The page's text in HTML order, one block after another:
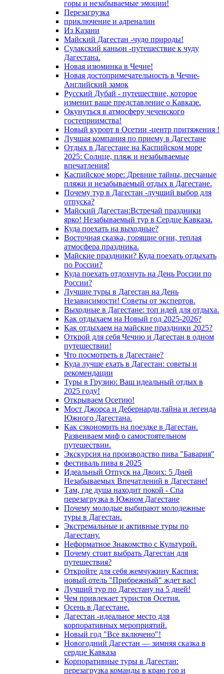
горы и незабываемые эмоции!
Перезагрузка
приключение и адреналин
Из Казани
Майский Дагестан -чудо природы!
Сулакский каньон -путешествие к чуду
Дагестана.
Новая изюминка в Чечне!
Новая достопримечательность в Чечне-
Английский замок
Русский Дубай - путешествие, которое
изменит ваше представление о Кавказе.
Окунуться в атмосферу чеченского
гостеприимства!
Новый курорт в Осетии -центр притяжения !
Лучшая компания по приему в Дагестане
Отдых в Дагестане на Каспийском море
2025: Солнце, пляж и незабываемые
впечатления!
Каспийское море: Древние тайны, песчаные
пляжи и незабываемый отдых в Дагестане.
Почему тур в Дагестан -лучший выбор для
отпуска?
Майский Дагестан:Встречай праздники
ярко! Незабываемый тур в Сердце Кавказа.
Куда поехать на выходные?
Восточная сказка, горящие огни, теплая
атмосфера праздника.
Майские праздники? Куда поехать отдыхать
по России?
Куда поехать отдохнуть на День России по
России?
Лучшие туры в Дагестан на День
Независимости! Советы от экспертов.
Выходные в Дагестане: топ идей для отдыха.
Как отдыхаем на Новый год 2025-2026?
Как отдыхаем на майские праздники 2025?
Открой для себя Чечню и Дагестан в одном
путешествии!
Что посмотреть в Дагестане?
Куда лучше ехать в Дагестан: советы и
рекомендации
Туры в Грузию: Ваш идеальный отдых в
2025 году!
Открываем Осетию!
Мост Джорса и Дебернарди,тайна и легенда
Южного Дагестана.
Как сэкономить на поездке в Дагестан.
Развеиваем миф о самостоятельном
путешествии.
Экскурсия на производство пива "Бавария"
фестиваль пива в 2025
Идеальный Отпуск на Двоих: 5 Дней
Незабываемых Впечатлений в Дагестане!
Там, где душа находит покой - Спа
перезагрузка в Южном Дагестане
Почему молодые выбирают молодежные
туры в Дагестан.
Экстремальные и активные туры по
Дагестану.
Неформатное Знакомство с Культурой.
Почему стоит выбрать Дагестан для
путешествия?
Откройте для себя жемчужину Каспия:
новый отель "Прибрежный" ждет вас!
Лучший тур по Дагестану на 5 дней!
Чем привлекает туристов Осетия.
Осень в Дагестане.
Дагестан -идеальное место для
корпоративных мероприятий.
Новый год "Все включено"!
Новогодний Дагестан — зимняя сказка в
сердце Кавказа
Корпоративные туры в Дагестан:
перезагрузка команды в краю гор и